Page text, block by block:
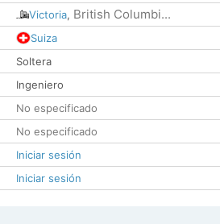
Victoria, British Columbi...
Suiza
Soltera
Ingeniero
No especificado
No especificado
Iniciar sesión
Iniciar sesión